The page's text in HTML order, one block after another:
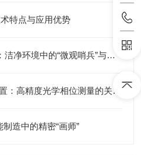
特点与应用优势
加野尘埃粒子计数器3887：洁净环境中的“微观哨兵”与洁净度“审计官”
KOBRA-WX位相差測定装置：高精度光学相位测量的关键技术解析
造中的精密“画师”